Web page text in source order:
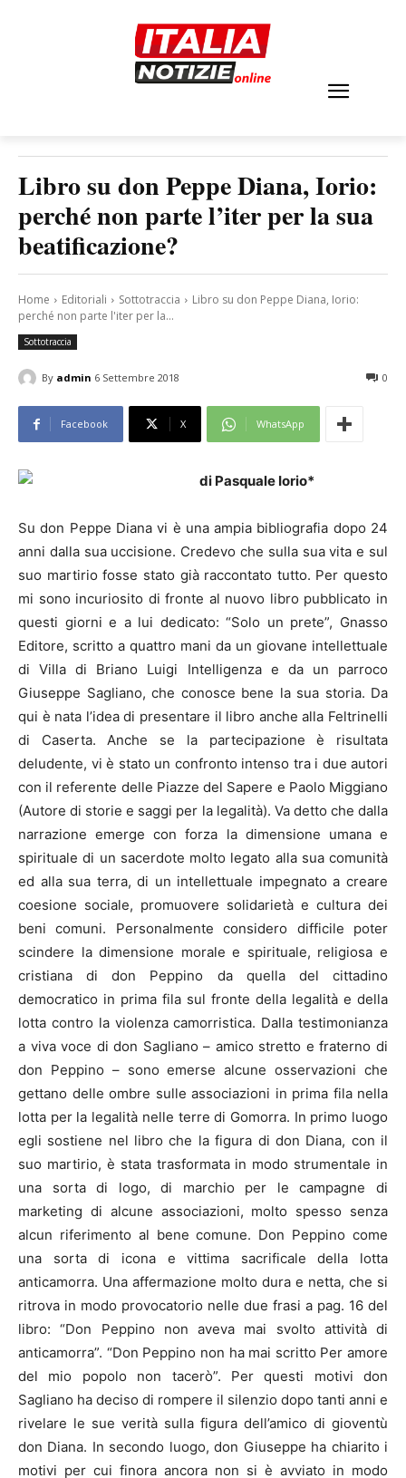
Libro su don Peppe Diana, Iorio:
perché non parte l’iter per la sua
beatificazione?
Home Editoriali Sottotraccia
Libro su don Peppe Diana, Iorio:
perché non parte l'iter per la...
Sottotraccia
By admin 6 Settembre 2018 0
Facebook X WhatsApp
di Pasquale Iorio*
Su don Peppe Diana vi è una ampia bibliografia dopo 24
anni dalla sua uccisione. Credevo che sulla sua vita e sul
suo martirio fosse stato già raccontato tutto. Per questo
mi sono incuriosito di fronte al nuovo libro pubblicato in
questi giorni e a lui dedicato: “Solo un prete”, Gnasso
Editore, scritto a quattro mani da un giovane intellettuale
di Villa di Briano Luigi Intelligenza e da un parroco
Giuseppe Sagliano, che conosce bene la sua storia. Da
qui è nata l’idea di presentare il libro anche alla Feltrinelli
di Caserta. Anche se la partecipazione è risultata
deludente, vi è stato un confronto intenso tra i due autori
con il referente delle Piazze del Sapere e Paolo Miggiano
(Autore di storie e saggi per la legalità). Va detto che dalla
narrazione emerge con forza la dimensione umana e
spirituale di un sacerdote molto legato alla sua comunità
ed alla sua terra, di un intellettuale impegnato a creare
coesione sociale, promuovere solidarietà e cultura dei
beni comuni. Personalmente considero difficile poter
scindere la dimensione morale e spirituale, religiosa e
cristiana di don Peppino da quella del cittadino
democratico in prima fila sul fronte della legalità e della
lotta contro la violenza camorristica. Dalla testimonianza
a viva voce di don Sagliano – amico stretto e fraterno di
don Peppino – sono emerse alcune osservazioni che
gettano delle ombre sulle associazioni in prima fila nella
lotta per la legalità nelle terre di Gomorra. In primo luogo
egli sostiene nel libro che la figura di don Diana, con il
suo martirio, è stata trasformata in modo strumentale in
una sorta di logo, di marchio per le campagne di
marketing di alcune associazioni, molto spesso senza
alcun riferimento al bene comune. Don Peppino come
una sorta di icona e vittima sacrificale della lotta
anticamorra. Una affermazione molto dura e netta, che si
ritrova in modo provocatorio nelle due frasi a pag. 16 del
libro: “Don Peppino non aveva mai svolto attività di
anticamorra”. “Don Peppino non ha mai scritto Per amore
del mio popolo non tacerò”. Per questi motivi don
Sagliano ha deciso di rompere il silenzio dopo tanti anni e
rivelare le sue verità sulla figura dell’amico di gioventù
don Diana. In secondo luogo, don Giuseppe ha chiarito i
motivi per cui finora ancora non si è avviato in modo